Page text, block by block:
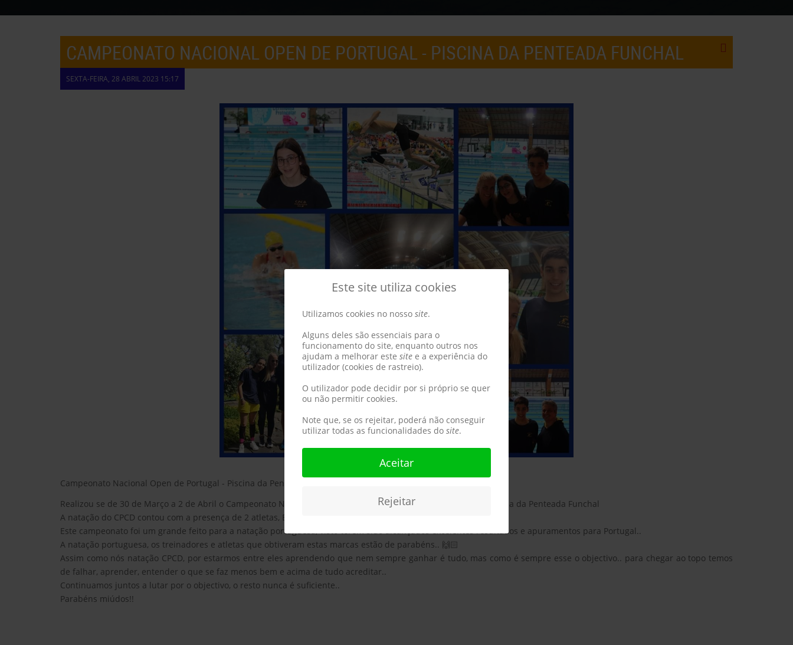
CAMPEONATO NACIONAL OPEN DE PORTUGAL - PISCINA DA PENTEADA FUNCHAL
SEXTA-FEIRA, 28 ABRIL 2023 15:17
Campeonato Nacional Open de Portugal - Piscina da Penteada Funchal
Realizou se de 30 de Março a 2 de Abril o Campeonato Nacional de Juvenis e Absolutos, Open de Portugal - Piscina da Penteada Funchal
A natação do CPCD contou com a presença de 2 atletas, Beatriz Batista Juvenil B e Gonçalo Costa Junior..
Este campeonato foi um grande feito para a natação portuguesa, visto terem sido alcançados excelentes resultados e apuramentos para Portugal..
A natação portuguesa, os treinadores e atletas que obtiveram estas marcas estão de parabéns.. 🙌🏻
Assim como nós natação CPCD, por estarmos entre eles aprendendo que nem sempre ganhar é tudo, mas como é sempre esse o objectivo.. para chegar ao topo temos
de falhar, aprender, entender o que se faz menos bem e acima de tudo acreditar..
Continuamos juntos a lutar por o objectivo, o resto nunca é suficiente..
Parabéns miúdos!!
Este site utiliza cookies
Utilizamos cookies no nosso site.
Alguns deles são essenciais para o
funcionamento do site, enquanto outros nos
ajudam a melhorar este site e a experiência do
utilizador (cookies de rastreio).
O utilizador pode decidir por si próprio se quer
ou não permitir cookies.
Note que, se os rejeitar, poderá não conseguir
utilizar todas as funcionalidades do site.
Aceitar
Rejeitar